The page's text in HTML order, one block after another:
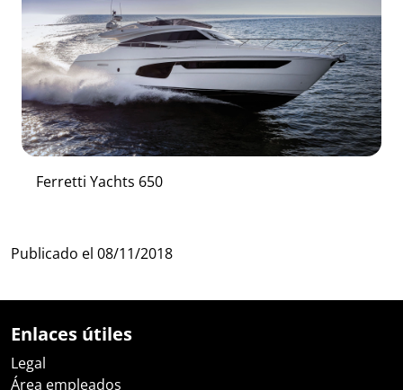
Ferretti Yachts 650
Publicado el 08/11/2018
Enlaces útiles
Legal
Área empleados